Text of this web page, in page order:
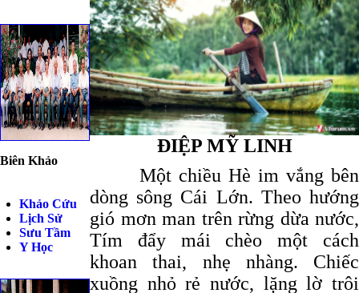
Biên Khảo
Khảo Cứu
Lịch Sử
Sưu Tầm
Y Học
ĐIỆP MỸ LINH
Một chiều Hè im vắng bên
dòng sông Cái Lớn. Theo hướng
gió mơn man trên rừng dừa nước,
Tím đẩy mái chèo một cách
khoan thai, nhẹ nhàng. Chiếc
xuồng nhỏ rẻ nước, lặng lờ trôi